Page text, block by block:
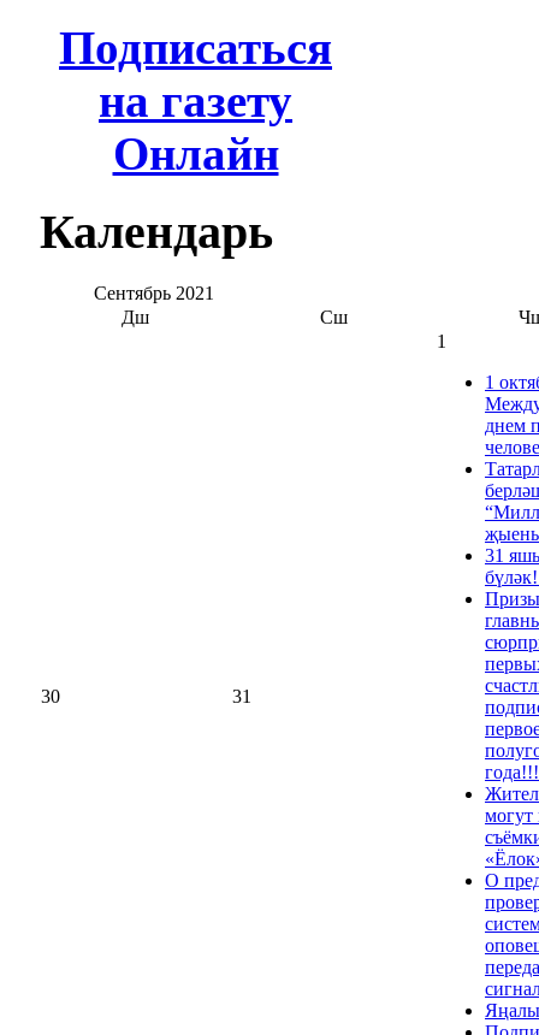
Подписаться
на газету
Онлайн
Календарь
Сентябрь 2021
Дш
Сш
30 31
1
1
днем
31
года!!!
могут
О